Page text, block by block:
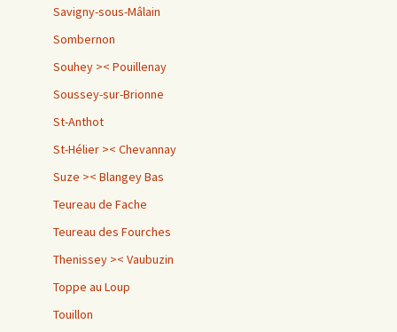
Savigny-sous-Mâlain
Sombernon
Souhey >< Pouillenay
Soussey-sur-Brionne
St-Anthot
St-Hélier >< Chevannay
Suze >< Blangey Bas
Teureau de Fache
Teureau des Fourches
Thenissey >< Vaubuzin
Toppe au Loup
Touillon